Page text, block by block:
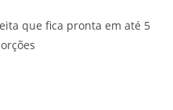
que fica pronta em até 5